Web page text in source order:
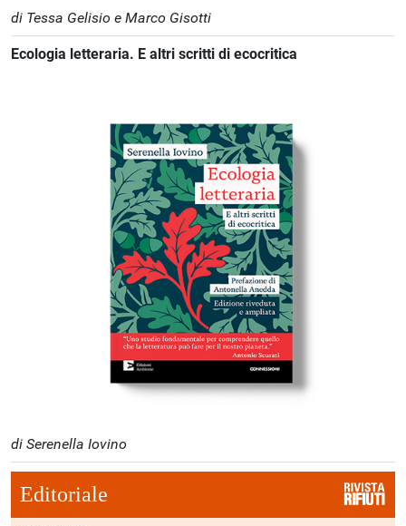
di Tessa Gelisio e Marco Gisotti
Ecologia letteraria. E altri scritti di ecocritica
di Serenella Iovino
Editoriale